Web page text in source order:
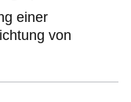
einer
von